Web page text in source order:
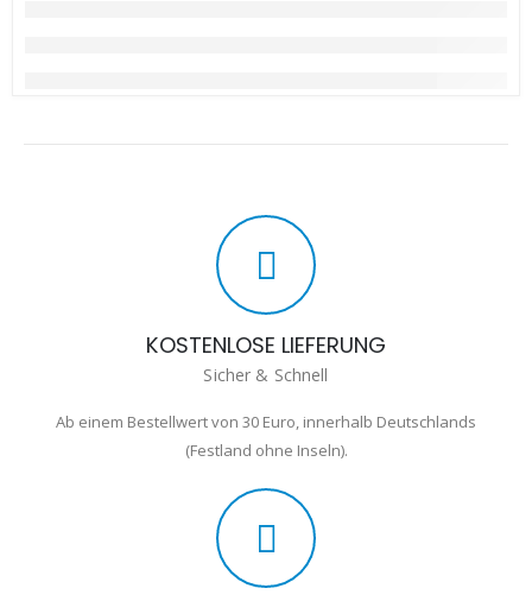
KOSTENLOSE LIEFERUNG
Sicher & Schnell
Ab einem Bestellwert von 30 Euro, innerhalb Deutschlands
(Festland ohne Inseln).